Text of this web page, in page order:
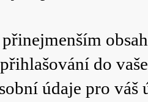
do
údaje pro